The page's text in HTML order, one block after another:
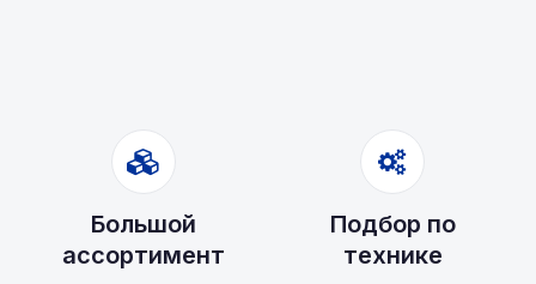
Большой
ассортимент
Подбор по
технике